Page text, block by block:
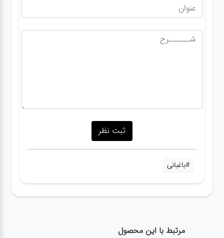
#باغبانی
مرتبط با این محصول